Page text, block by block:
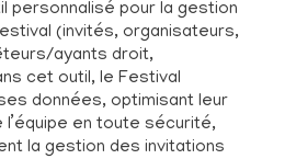
personnalisé pour la gestion
(invités, organisateurs,
ayants droit,
cet outil, le Festival
données, optimisant leur
en toute sécurité,
la gestion des invitations